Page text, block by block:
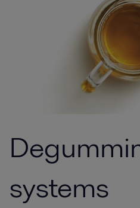
systems